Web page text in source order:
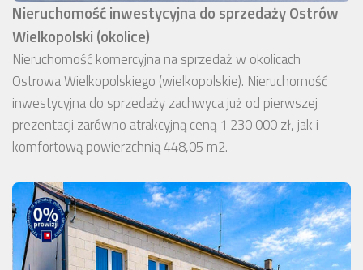
Nieruchomość inwestycyjna do sprzedaży Ostrów
Wielkopolski (okolice)
Nieruchomość komercyjna na sprzedaż w okolicach
Ostrowa Wielkopolskiego (wielkopolskie). Nieruchomość
inwestycyjna do sprzedaży zachwyca już od pierwszej
prezentacji zarówno atrakcyjną ceną 1 230 000 zł, jak i
komfortową powierzchnią 448,05 m2.